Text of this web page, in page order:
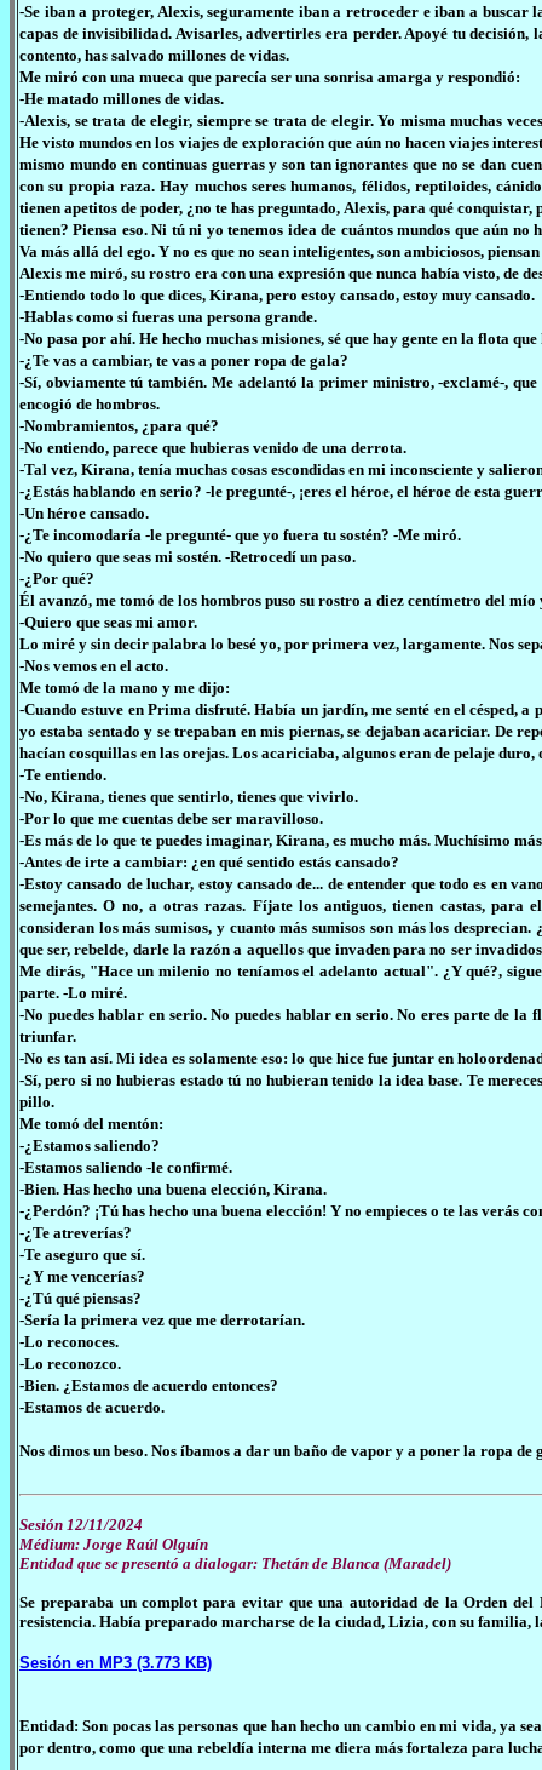
-Se iban a proteger, Alexis, seguramente iban a retroceder e iban a
capas de invisibilidad. Avisarles, advertirles era perder. Apoyé tu
contento, has salvado millones de vidas.
Me miró con una mueca que parecía ser una sonrisa amarga y respondió:
-He matado millones de vidas.
-Alexis, se trata de elegir, siempre se trata de elegir. Yo misma muchas
He visto mundos en los viajes de exploración que aún no hacen viajes
mismo mundo en continuas guerras y son tan ignorantes que no se dan
con su propia raza. Hay muchos seres humanos, félidos, reptiloides,
tienen apetitos de poder, ¿no te has preguntado, Alexis, para qué
tienen? Piensa eso. Ni tú ni yo tenemos idea de cuántos mundos que aún
Va más allá del ego. Y no es que no sean inteligentes, son ambiciosos,
Alexis me miró, su rostro era con una expresión que nunca había visto, de
-Entiendo todo lo que dices, Kirana, pero estoy cansado, estoy muy cansado.
-Hablas como si fueras una persona grande.
-No pasa por ahí. He hecho muchas misiones, sé que hay gente en la flota
-¿Te vas a cambiar, te vas a poner ropa de gala?
-Sí, obviamente tú también. Me adelantó la primer ministro, -exclamé-,
encogió de hombros.
-Nombramientos, ¿para qué?
-No entiendo, parece que hubieras venido de una derrota.
-Tal vez, Kirana, tenía muchas cosas escondidas en mi inconsciente y
-¿Estás hablando en serio? -le pregunté-, ¡eres el héroe, el héroe de esta
-Un héroe cansado.
-¿Te incomodaría -le pregunté- que yo fuera tu sostén? -Me miró.
-No quiero que seas mi sostén. -Retrocedí un paso.
-¿Por qué?
Él avanzó, me tomó de los hombros puso su rostro a diez centímetro del mío
-Quiero que seas mi amor.
Lo miré y sin decir palabra lo besé yo, por primera vez, largamente. Nos
-Nos vemos en el acto.
Me tomó de la mano y me dijo:
-Cuando estuve en Prima disfruté. Había un jardín, me senté en el césped,
yo estaba sentado y se trepaban en mis piernas, se dejaban acariciar. De
hacían cosquillas en las orejas. Los acariciaba, algunos eran de pelaje
-Te entiendo.
-No, Kirana, tienes que sentirlo, tienes que vivirlo.
-Por lo que me cuentas debe ser maravilloso.
-Es más de lo que te puedes imaginar, Kirana, es mucho más. Muchísimo
-Antes de irte a cambiar: ¿en qué sentido estás cansado?
-Estoy cansado de luchar, estoy cansado de... de entender que todo es en
semejantes. O no, a otras razas. Fíjate los antiguos, tienen castas,
consideran los más sumisos, y cuanto más sumisos son más los
que ser, rebelde, darle la razón a aquellos que invaden para no ser
Me dirás, "Hace un milenio no teníamos el adelanto actual". ¿Y qué?,
parte. -Lo miré.
-No puedes hablar en serio. No puedes hablar en serio. No eres parte de
triunfar.
-No es tan así. Mi idea es solamente eso: lo que hice fue juntar en
-Sí, pero si no hubieras estado tú no hubieran tenido la idea base. Te
pillo.
Me tomó del mentón:
-¿Estamos saliendo?
-Estamos saliendo -le confirmé.
-Bien. Has hecho una buena elección, Kirana.
-¿Perdón? ¡Tú has hecho una buena elección! Y no empieces o te las verás
-¿Te atreverías?
-Te aseguro que sí.
-¿Y me vencerías?
-¿Tú qué piensas?
-Sería la primera vez que me derrotarían.
-Lo reconoces.
-Lo reconozco.
-Bien. ¿Estamos de acuerdo entonces?
-Estamos de acuerdo.
Nos dimos un beso. Nos íbamos a dar un baño de vapor y a poner la ropa de
Sesión 12/11/2024
Médium: Jorge Raúl Olguín
Entidad que se presentó a dialogar: Thetán de Blanca (Maradel)
Se preparaba un complot para evitar que una autoridad de la Orden
resistencia. Había preparado marcharse de la ciudad, Lizia, con su familia,
Sesión en MP3 (3.773 KB)
Entidad: Son pocas las personas que han hecho un cambio en mi vida, ya
por dentro, como que una rebeldía interna me diera más fortaleza para